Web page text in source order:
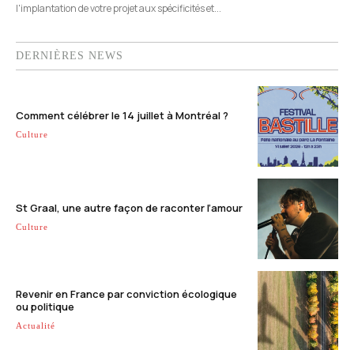
l'implantation de votre projet aux spécificités et...
DERNIÈRES NEWS
Comment célébrer le 14 juillet à Montréal ?
Culture
St Graal, une autre façon de raconter l’amour
Culture
Revenir en France par conviction écologique
ou politique
Actualité